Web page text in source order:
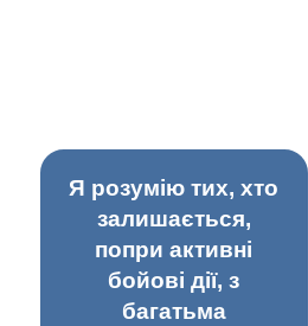
Я розумію тих, хто
залишається,
попри активні
бойові дії, з
багатьма